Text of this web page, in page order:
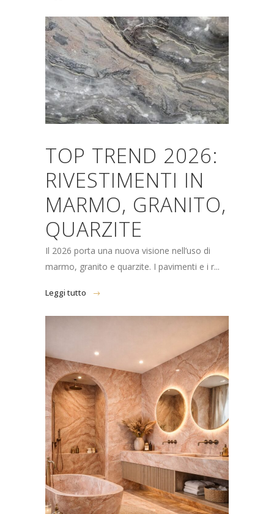
TOP TREND 2026:
RIVESTIMENTI IN
MARMO, GRANITO,
QUARZITE
Il 2026 porta una nuova visione nell’uso di
marmo, granito e quarzite. I pavimenti e i r...
Leggi tutto